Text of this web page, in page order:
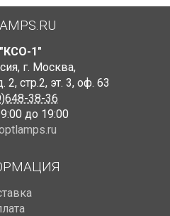
1"
, г. Москва,
2, стр.2, эт. 3, оф. 63
38-36
до 19:00